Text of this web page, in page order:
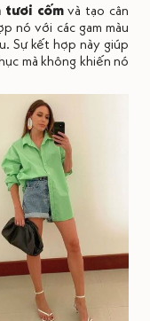
tươi cốmvà tạo cân
nó với các gam màu
Sự kết hợp này giúp
mà không khiến nó